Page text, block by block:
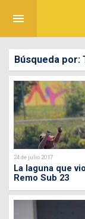
menu
Búsqueda por:
24 de julio 2017
La laguna que
Remo Sub 23